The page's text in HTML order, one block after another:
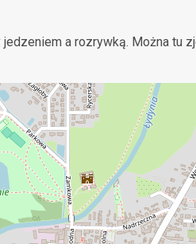
a rozrywką. Można tu